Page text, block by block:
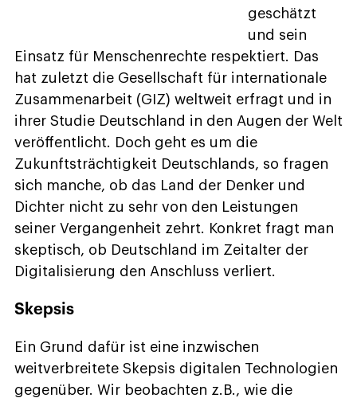
geschätzt
und sein
Einsatz für Menschenrechte respektiert. Das
hat zuletzt die Gesellschaft für internationale
Zusammenarbeit (GIZ) weltweit erfragt und in
ihrer Studie Deutschland in den Augen der Welt
veröffentlicht. Doch geht es um die
Zukunftsträchtigkeit Deutschlands, so fragen
sich manche, ob das Land der Denker und
Dichter nicht zu sehr von den Leistungen
seiner Vergangenheit zehrt. Konkret fragt man
skeptisch, ob Deutschland im Zeitalter der
Digitalisierung den Anschluss verliert.
Skepsis
Ein Grund dafür ist eine inzwischen
weitverbreitete Skepsis digitalen Technologien
gegenüber. Wir beobachten z.B., wie die